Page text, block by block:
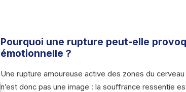
Pourquoi une rupture peut-elle
émotionnelle ?
Une rupture amoureuse active des zones du
n’est donc pas une image : la souffrance ressentie